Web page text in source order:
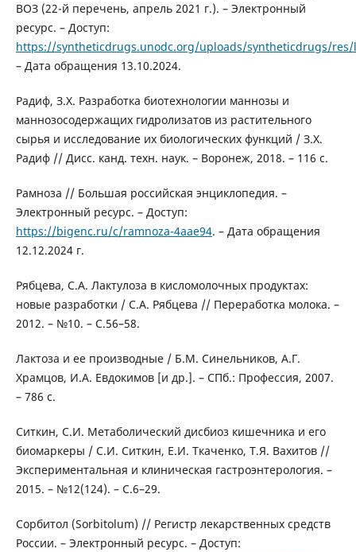
ВОЗ (22-й перечень, апрель 2021 г.). – Электронный
ресурс. – Доступ:
https://syntheticdrugs.unodc.org/uploads/syntheticdrugs/res/
– Дата обращения 13.10.2024.
Радиф, З.Х. Разработка биотехнологии маннозы и
маннозосодержащих гидролизатов из растительного
сырья и исследование их биологических функций / З.Х.
Радиф // Дисс. канд. техн. наук. – Воронеж, 2018. – 116 с.
Рамноза // Большая российская энциклопедия. –
Электронный ресурс. – Доступ:
https://bigenc.ru/c/ramnoza-4aae94. – Дата обращения
12.12.2024 г.
Рябцева, С.А. Лактулоза в кисломолочных продуктах:
новые разработки / С.А. Рябцева // Переработка молока. –
2012. – №10. – С.56–58.
Лактоза и ее производные / Б.М. Синельников, А.Г.
Храмцов, И.А. Евдокимов [и др.]. – СПб.: Профессия, 2007.
– 786 с.
Ситкин, С.И. Метаболический дисбиоз кишечника и его
биомаркеры / С.И. Ситкин, Е.И. Ткаченко, Т.Я. Вахитов //
Экспериментальная и клиническая гастроэнтерология. –
2015. – №12(124). – С.6–29.
Сорбитол (Sorbitolum) // Регистр лекарственных средств
России. – Электронный ресурс. – Доступ: